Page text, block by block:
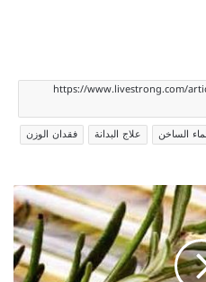
https://www.livestrong.com/
الساخن علاج البدانة فقدان الوزن